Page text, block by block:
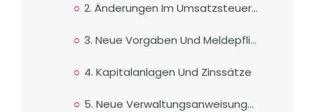
2. Änderungen Im Umsatzsteuerbereich
3. Neue Vorgaben Und Meldepflichten
4. Kapitalanlagen Und Zinssätze
5. Neue Verwaltungsanweisungen Und Rechtsprechung